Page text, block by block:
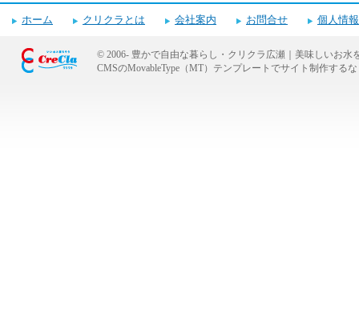
電話番号・営業時間・定休日
ホーム クリクラとは 会社案内 お問合せ 個人情
© 2006- 豊かで自由な暮らし・クリクラ広瀬｜美味しいお水
CMSのMovableType（MT）テンプレートでサイト制作する